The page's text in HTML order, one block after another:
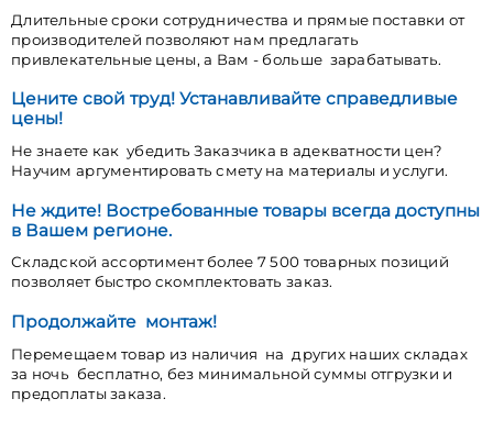
Длительные сроки сотрудничества и прямые поставки от
производителей позволяют нам предлагать
привлекательные цены, а Вам - больше зарабатывать.
Цените свой труд! Устанавливайте справедливые
цены!
Не знаете как убедить Заказчика в адекватности цен?
Научим аргументировать смету на материалы и услуги.
Не ждите! Востребованные товары всегда доступны
в Вашем регионе.
Складской ассортимент более 7 500 товарных позиций
позволяет быстро скомплектовать заказ.
Продолжайте монтаж!
Перемещаем товар из наличия на других наших складах
за ночь бесплатно, без минимальной суммы отгрузки и
предоплаты заказа.